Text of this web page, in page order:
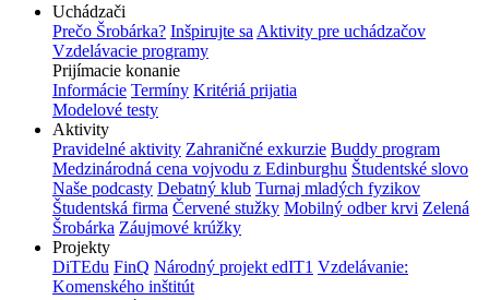
Uchádzači
Prečo Šrobárka? Inšpirujte sa Aktivity pre uchádzačov
Vzdelávacie programy
Prijímacie konanie
Informácie Termíny Kritériá prijatia
Modelové testy
Aktivity
Pravidelné aktivity Zahraničné exkurzie Buddy program
Medzinárodná cena vojvodu z Edinburghu Študentské slovo
Naše podcasty Debatný klub Turnaj mladých fyzikov
Študentská firma Červené stužky Mobilný odber krvi Zelená
Šrobárka Záujmové krúžky
Projekty
DiTEdu FinQ Národný projekt edIT1 Vzdelávanie:
Komenského inštitút